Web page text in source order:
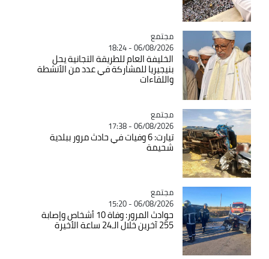
Catégorie
مجتمع
06/08/2026 - 18:24
الخليفة العام للطريقة التجانية يحل
بنيجيريا للمشاركة في عدد من الأنشطة
واللقاءات
Catégorie
مجتمع
06/08/2026 - 17:38
تيارت: 6 وفيات في حادث مرور ببلدية
شحيمة
Catégorie
مجتمع
06/08/2026 - 15:20
حوادث المرور: وفاة 10 أشخاص وإصابة
255 آخرين خلال الـ24 ساعة الأخيرة